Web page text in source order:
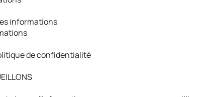
informations
de confidentialité